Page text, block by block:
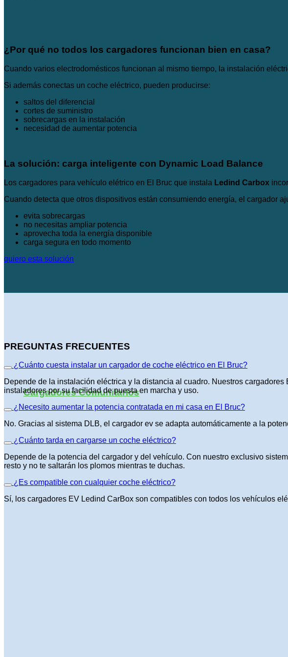
Cargadores Comunitarios
¿Por qué no todos los cargadores funcionan bien en casa?
Cuando varios electrodomésticos funcionan al mismo tiempo, la instalación
Si además conectas un coche eléctrico, pueden producirse:
saltos del diferencial
cortes de suministro
sobrecargas en la instalación
necesidad de aumentar potencia
La solución: carga inteligente con Dynamic Load Balance
Los cargadores para vehículo elétrico en El Bruc que instala Ledind Carbox
Cuando detecta que otros dispositivos están consumiendo energía, el cargador
evita sobrecargas
no necesitas ampliar potencia
aprovecha toda la energía disponible
carga segura en todo momento
quiero esta solución
PREGUNTAS FRECUENTES
¿Cuánto cuesta instalar un cargador de coche eléctrico en El Bruc?
Depende de la instalación eléctrica y la distancia al cuadro. Nuestros
instaladores por su facilidad de puesta en marcha y uso.
¿Necesito aumentar la potencia contratada en mi casa en El Bruc?
No. Gracias al sistema DLB, el cargador ev se adapta automáticamente a la
¿Cuánto tarda en cargarse un coche eléctrico?
Depende de la potencia del cargador y del vehículo. Con nuestro exclusivo
resto y no te saltarán los plomos mientras te duchas.
¿Es compatible con cualquier coche eléctrico?
Sí, los cargadores EV Ledind CarBox son compatibles con todos los vehículos